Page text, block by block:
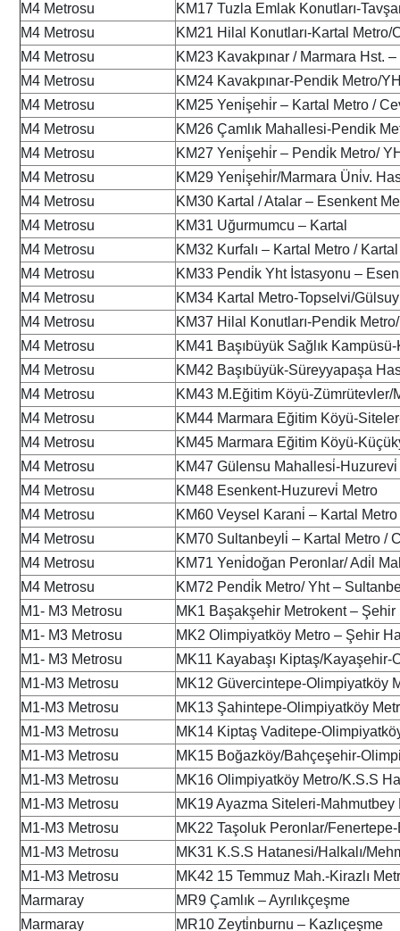
M4 Metrosu
KM17 Tuzla Emlak Konutları-
M4 Metrosu
KM21 Hilal Konutları-Kartal Metro/
M4 Metrosu
KM23 Kavakpınar / Marmara Hst.
M4 Metrosu
KM24 Kavakpınar-Pendik Metro/
M4 Metrosu
KM25 Yeni̇şehi̇r – Kartal Metro /
M4 Metrosu
KM26 Çamlık Mahallesi-Pendik
M4 Metrosu
KM27 Yeni̇şehi̇r – Pendi̇k Metro/
M4 Metrosu
KM29 Yeni̇şehi̇r/Marmara Üni̇v.
M4 Metrosu
KM30 Kartal / Atalar – Esenkent
M4 Metrosu
KM31 Uğurmumcu – Kartal
M4 Metrosu
KM32 Kurfalı – Kartal Metro / Kartal
M4 Metrosu
KM33 Pendi̇k Yht İstasyonu –
M4 Metrosu
KM34 Kartal Metro-Topselvi/
M4 Metrosu
KM37 Hilal Konutları-Pendik
M4 Metrosu
KM41 Başıbüyük Sağlık
M4 Metrosu
KM42 Başıbüyük-Süreyyapaşa
M4 Metrosu
KM43 M.Eğitim Köyü-Zümrütevler/
M4 Metrosu
KM44 Marmara Eğitim Köyü-
M4 Metrosu
KM45 Marmara Eğitim Köyü-
M4 Metrosu
KM47 Gülensu Mahallesi̇-Huzurevi̇
M4 Metrosu
KM48 Esenkent-Huzurevi̇ Metro
M4 Metrosu
KM60 Veysel Karani̇ – Kartal
M4 Metrosu
KM70 Sultanbeyli̇ – Kartal Metro /
M4 Metrosu
KM71 Yeni̇doğan Peronlar/ Adi̇l
M4 Metrosu
KM72 Pendi̇k Metro/ Yht –
M1- M3 Metrosu
MK1 Başakşehir Metrokent –
M1- M3 Metrosu
MK2 Olimpiyatköy Metro – Şehir
M1- M3 Metrosu
MK11 Kayabaşı Kiptaş/Kayaşehir-
M1-M3 Metrosu
MK12 Güvercintepe-Olimpiyatköy
M1-M3 Metrosu
MK13 Şahintepe-Olimpiyatköy
M1-M3 Metrosu
MK14 Kiptaş Vaditepe-
M1-M3 Metrosu
MK15 Boğazköy/Bahçeşehir-
M1-M3 Metrosu
MK16 Olimpiyatköy Metro/K.S.S
M1-M3 Metrosu
MK19 Ayazma Siteleri-Mahmutbey
M1-M3 Metrosu
MK22 Taşoluk Peronlar/
M1-M3 Metrosu
MK31 K.S.S Hatanesi/Halkalı/
M1-M3 Metrosu
MK42 15 Temmuz Mah.-Kirazlı
Marmaray
MR9 Çamlık – Ayrılıkçeşme
Marmaray
MR10 Zeyti̇nburnu – Kazlıçeşme